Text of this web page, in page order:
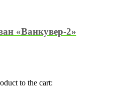
«Ванкувер-2»
to the cart: